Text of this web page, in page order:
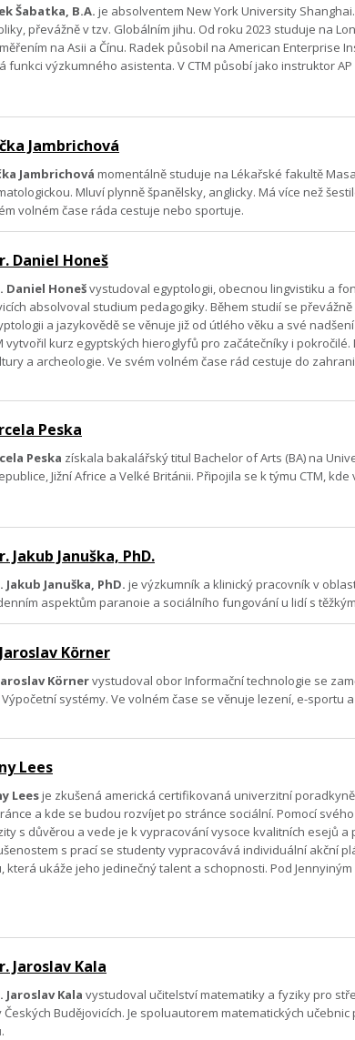
Šabatka, B.A. je absolventem New York University
převážně v tzv. Globálním jihu. Od roku 2023 studuje na
na Asii a Čínu. Radek působil na American
funkci výzkumného asistenta. V CTM působí jako instruktor
Jambrichová
Jambrichová momentálně studuje na Lékařské fakultě
Mluví plynně španělsky, anglicky. Má více než
volném čase ráda cestuje nebo sportuje.
Daniel Honeš
Daniel Honešvystudoval egyptologii, obecnou lingvistiku a
absolvoval studium pedagogiky. Během studií se
a jazykovědě se věnuje již od útlého věku a své
vytvořil kurz egyptských hieroglyfů pro začátečníky i
a archeologie. Ve svém volném čase rád cestuje do
Peska
Peska získala bakalářský titul Bachelor of Arts (BA) na
Jižní Africe a Velké Británii. Připojila se k týmu CTM,
Jakub Januška, PhD.
Jakub Januška, PhD. je výzkumník a klinický pracovník v
aspektům paranoie a sociálního fungování u lidí s
Körner
Körnervystudoval obor Informační technologie se
systémy. Ve volném čase se věnuje lezení, e-
Lees
Leesje zkušená americká certifikovaná univerzitní
a kde se budou rozvíjet po stránce sociální. Pomocí
s důvěrou a vede je k vypracování vysoce kvalitních esejů
s prací se studenty vypracovává individuální akční
ukáže jeho jedinečný talent a schopnosti. Pod
Jaroslav Kala
Jaroslav Kala vystudoval učitelství matematiky a fyziky pro
Budějovicích. Je spoluautorem matematických